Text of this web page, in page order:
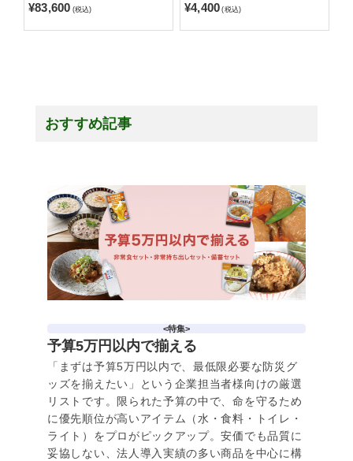
¥83,600 (税込) ¥4,400 (税込)
おすすめ記事
<特集>
予算5万円以内で揃える
「まずは予算5万円以内で、最低限必要な防災グ
ッズを揃えたい」という企業担当者様向けの厳選
リストです。限られた予算の中で、命を守るため
に優先順位が高いアイテム（水・食料・トイレ・
ライト）をプロがピックアップ。安価でも品質に
妥協しない、法人導入実績の多い商品を中心に構